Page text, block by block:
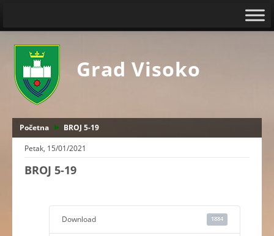
Grad Visoko
Početna
BROJ 5-19
Petak, 15/01/2021
BROJ 5-19
Download 1884